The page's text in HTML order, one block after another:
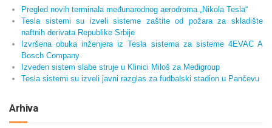
Pregled novih terminala međunarodnog aerodroma „Nikola Tesla“
Tesla sistemi su izveli sisteme zaštite od požara za skladište
naftnih derivata Republike Srbije
Izvršena obuka inženjera iz Tesla sistema za sisteme 4EVAC A
Bosch Company
Izveden sistem slabe struje u Klinici Miloš za Medigroup
Tesla sistemi su izveli javni razglas za fudbalski stadion u Pančevu
Arhiva